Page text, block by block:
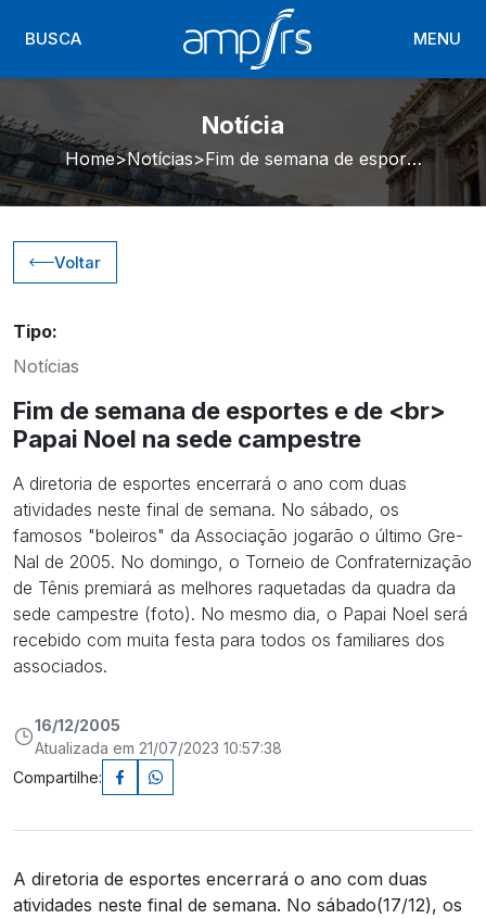
BUSCA MENU
Notícia
Home Notícias Fim de semana de esportes e de <br> Papai Noel na sede campestre
Voltar
Tipo:
Notícias
Fim de semana de esportes e de <br>
Papai Noel na sede campestre
A diretoria de esportes encerrará o ano com duas
atividades neste final de semana. No sábado, os
famosos "boleiros" da Associação jogarão o último Gre-
Nal de 2005. No domingo, o Torneio de Confraternização
de Tênis premiará as melhores raquetadas da quadra da
sede campestre (foto). No mesmo dia, o Papai Noel será
recebido com muita festa para todos os familiares dos
associados.
16/12/2005
Atualizada em 21/07/2023 10:57:38
Compartilhe:
A diretoria de esportes encerrará o ano com duas
atividades neste final de semana. No sábado(17/12), os